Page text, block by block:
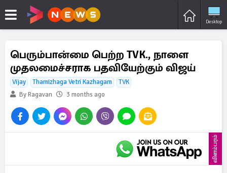
Desktop
பெரும்பான்மை பெற்ற TVK., நாளை
முதலமைச்சராக பதவியேற்கும் விஜய்
Vijay Thamizhaga Vetri Kazhagam
TVK
By Ragavan
3 months ago
விளம்பரம்